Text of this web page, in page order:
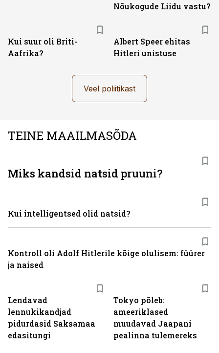
Nõukogude Liidu vastu?
Kui suur oli Briti-
Aafrika?
Albert Speer ehitas
Hitleri unistuse
Veel poliitikast
TEINE MAAILMASÕDA
Lendavad
lennukikandjad
pidurdasid Saksamaa
edasitungi
Tokyo põleb:
ameeriklased
muudavad Jaapani
pealinna tulemereks
Miks kandsid natsid pruuni?
Kui intelligentsed olid natsid?
Kontroll oli Adolf Hitlerile kõige olulisem: füürer
ja naised